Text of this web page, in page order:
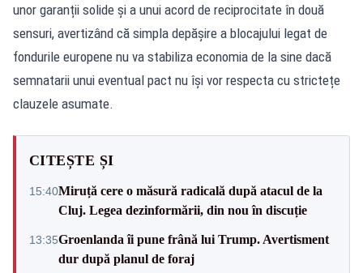
unor garanții solide și a unui acord de reciprocitate în două
sensuri, avertizând că simpla depășire a blocajului legat de
fondurile europene nu va stabiliza economia de la sine dacă
semnatarii unui eventual pact nu își vor respecta cu strictețe
clauzele asumate.
CITEȘTE ȘI
15:40Miruță cere o măsură radicală după atacul de la
Cluj. Legea dezinformării, din nou în discuție
13:35Groenlanda îi pune frână lui Trump. Avertisment
dur după planul de foraj